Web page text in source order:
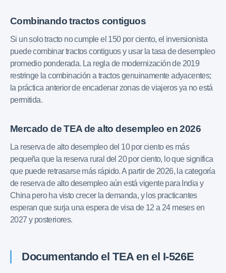
Combinando tractos contiguos
Si un solo tracto no cumple el 150 por ciento, el inversionista
puede combinar tractos contiguos y usar la tasa de desempleo
promedio ponderada. La regla de modernización de 2019
restringe la combinación a tractos genuinamente adyacentes;
la práctica anterior de encadenar zonas de viajeros ya no está
permitida.
Mercado de TEA de alto desempleo en 2026
La reserva de alto desempleo del 10 por ciento es más
pequeña que la reserva rural del 20 por ciento, lo que significa
que puede retrasarse más rápido. A partir de 2026, la categoría
de reserva de alto desempleo aún está vigente para India y
China pero ha visto crecer la demanda, y los practicantes
esperan que surja una espera de visa de 12 a 24 meses en
2027 y posteriores.
Documentando el TEA en el I-526E